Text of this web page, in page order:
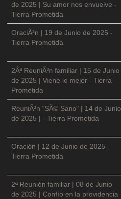
de 2025 | Su amor nos envuelve -
Tierra Prometida
OraciÃ³n | 19 de Junio de 2025 -
Tierra Prometida
2Âª ReuniÃ³n familiar | 15 de Junio
de 2025 | Viene lo mejor - Tierra
Prometida
ReuniÃ³n "SÃ© Sano" | 14 de Junio
de 2025 | - Tierra Prometida
Oración | 12 de Junio de 2025 -
Tierra Prometida
2ª Reunión familiar | 08 de Junio
de 2025 | Confío en la providencia